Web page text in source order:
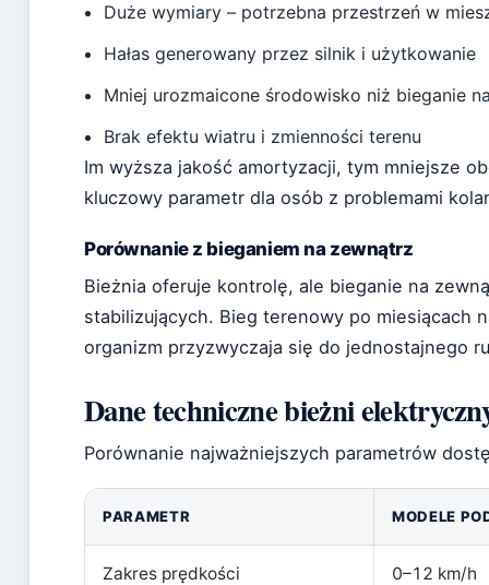
Duże wymiary – potrzebna przestrzeń w
Hałas generowany przez silnik i użytkowanie
Mniej urozmaicone środowisko niż bieganie
Brak efektu wiatru i zmienności terenu
Im wyższa jakość amortyzacji, tym mniejsze
kluczowy parametr dla osób z problemami
Porównanie z bieganiem na zewnątrz
Bieżnia oferuje kontrolę, ale bieganie na
stabilizujących. Bieg terenowy po miesiącach
organizm przyzwyczaja się do jednostajnego
Dane techniczne bieżni
Porównanie najważniejszych parametrów
PARAMETR MODELE
Zakres prędkości 0–12 km/h